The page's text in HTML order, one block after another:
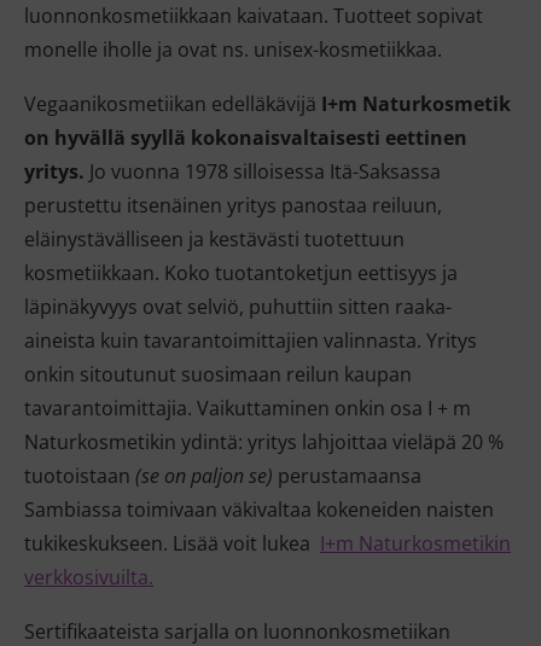
luonnonkosmetiikkaan kaivataan. Tuotteet sopivat
monelle iholle ja ovat ns. unisex-kosmetiikkaa.
Vegaanikosmetiikan edelläkävijä I+m Naturkosmetik
on hyvällä syyllä kokonaisvaltaisesti eettinen
yritys. Jo vuonna 1978 silloisessa Itä-Saksassa
perustettu itsenäinen yritys panostaa reiluun,
eläinystävälliseen ja kestävästi tuotettuun
kosmetiikkaan. Koko tuotantoketjun eettisyys ja
läpinäkyvyys ovat selviö, puhuttiin sitten raaka-
aineista kuin tavarantoimittajien valinnasta. Yritys
onkin sitoutunut suosimaan reilun kaupan
tavarantoimittajia. Vaikuttaminen onkin osa I + m
Naturkosmetikin ydintä: yritys lahjoittaa vieläpä 20 %
tuotoistaan (se on paljon se) perustamaansa
Sambiassa toimivaan väkivaltaa kokeneiden naisten
tukikeskukseen. Lisää voit lukea I+m Naturkosmetikin
verkkosivuilta.
Sertifikaateista sarjalla on luonnonkosmetiikan